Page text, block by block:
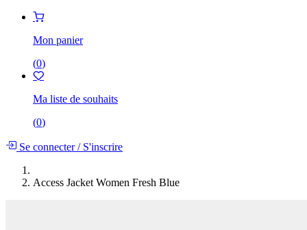
Mon panier
(0)
Ma liste de souhaits
(0)
Se connecter/S'inscrire
Access Jacket Women Fresh Blue